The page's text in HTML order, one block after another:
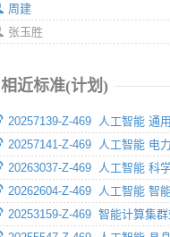
周建
张玉胜
相近标准(计划)
20257139-Z-469 人工智能 通
20257141-Z-469 人工智能 电
20263037-Z-469 人工智能 科
20262604-Z-469 人工智能 智
20253159-Z-469 智能计算集